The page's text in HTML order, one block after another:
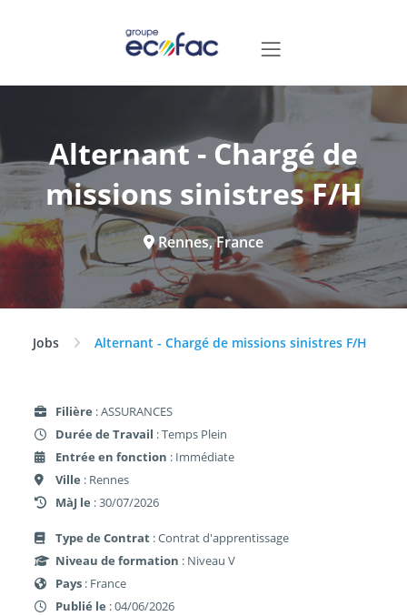
Alternant - Chargé de
missions sinistres F/H
Rennes, France
Jobs Alternant - Chargé de missions sinistres F/H
Filière : ASSURANCES
Durée de Travail : Temps Plein
Entrée en fonction : Immédiate
Ville : Rennes
MàJ le : 30/07/2026
Type de Contrat : Contrat d'apprentissage
Niveau de formation : Niveau V
Pays : France
Publié le : 04/06/2026